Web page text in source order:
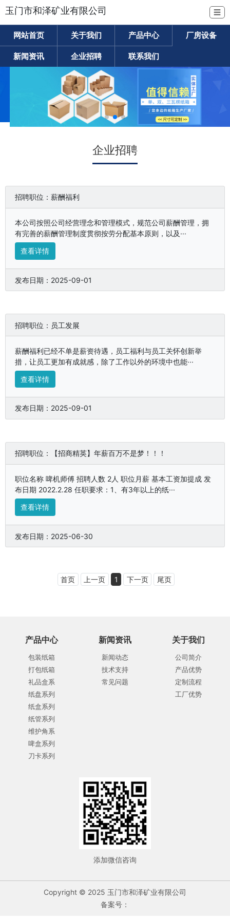
玉门市和泽矿业有限公司 ☰
网站首页 关于我们 产品中心 厂房设备
新闻资讯 企业招聘 联系我们
企业招聘
招聘职位：薪酬福利
本公司按照公司经营理念和管理模式，规范公司薪酬管理，拥
有完善的薪酬管理制度贯彻按劳分配基本原则，以及···
查看详情
发布日期：2025-09-01
招聘职位：员工发展
薪酬福利已经不单是薪资待遇，员工福利与员工关怀创新举
措，让员工更加有成就感，除了工作以外的环境中也能···
查看详情
发布日期：2025-09-01
招聘职位：【招商精英】年薪百万不是梦！！！
职位名称 啤机师傅 招聘人数 2人 职位月薪 基本工资加提成 发
布日期 2022.2.28 任职要求：1、有3年以上的纸···
查看详情
发布日期：2025-06-30
首页 上一页 1 下一页 尾页
产品中心
包装纸箱
打包纸箱
礼品盒系
纸盘系列
纸盒系列
纸管系列
维护角系
啤盒系列
刀卡系列
新闻资讯
新闻动态
技术支持
常见问题
关于我们
公司简介
产品优势
定制流程
工厂优势
添加微信咨询
Copyright © 2025 玉门市和泽矿业有限公司
备案号：